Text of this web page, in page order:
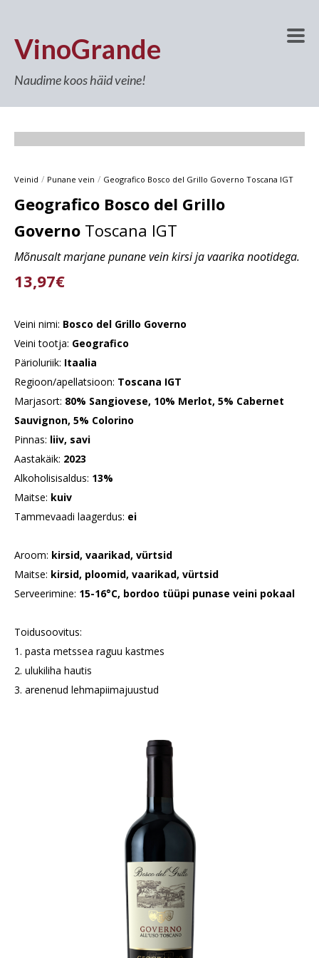
VinoGrande
Naudime koos häid veine!
Veinid / Punane vein / Geografico Bosco del Grillo Governo Toscana IGT
Geografico Bosco del Grillo
Governo Toscana IGT
Mõnusalt marjane punane vein kirsi ja vaarika nootidega.
13,97€
Veini nimi: Bosco del Grillo Governo
Veini tootja: Geografico
Pärioluriik: Itaalia
Regioon/apellatsioon: Toscana IGT
Marjasort: 80% Sangiovese, 10% Merlot, 5% Cabernet
Sauvignon, 5% Colorino
Pinnas: liiv, savi
Aastakäik: 2023
Alkoholisisaldus: 13%
Maitse: kuiv
Tammevaadi laagerdus: ei
Aroom: kirsid, vaarikad, vürtsid
Maitse: kirsid, ploomid, vaarikad, vürtsid
Serveerimine: 15-16°C, bordoo tüüpi punase veini pokaal
Toidusoovitus:
1. pasta metssea raguu kastmes
2. ulukiliha hautis
3. arenenud lehmapiimajuustud